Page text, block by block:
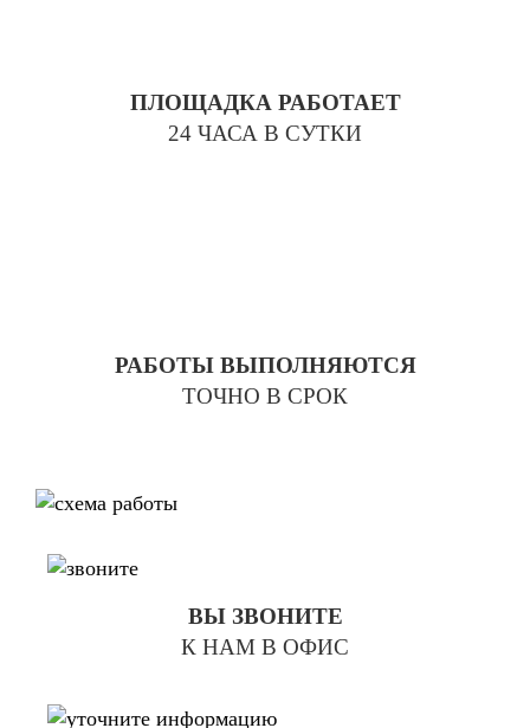
ПЛОЩАДКА РАБОТАЕТ
24 ЧАСА В СУТКИ
РАБОТЫ ВЫПОЛНЯЮТСЯ
ТОЧНО В СРОК
ВЫ ЗВОНИТЕ
К НАМ В ОФИС